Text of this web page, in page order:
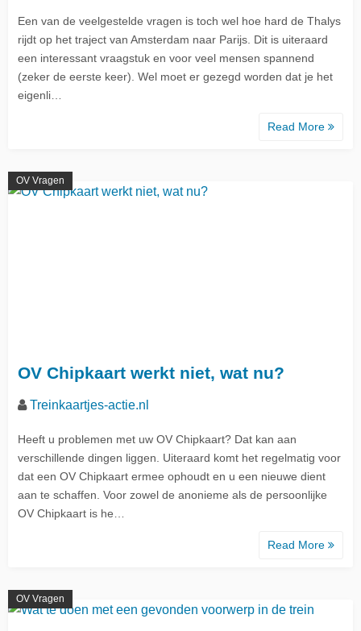
Een van de veelgestelde vragen is toch wel hoe hard de Thalys
rijdt op het traject van Amsterdam naar Parijs. Dit is uiteraard
een interessant vraagstuk en voor veel mensen spannend
(zeker de eerste keer). Wel moet er gezegd worden dat je het
eigenli…
Read More
OV Vragen
OV Chipkaart werkt niet, wat nu?
Treinkaartjes-actie.nl
Heeft u problemen met uw OV Chipkaart? Dat kan aan
verschillende dingen liggen. Uiteraard komt het regelmatig voor
dat een OV Chipkaart ermee ophoudt en u een nieuwe dient
aan te schaffen. Voor zowel de anonieme als de persoonlijke
OV Chipkaart is he…
Read More
OV Vragen